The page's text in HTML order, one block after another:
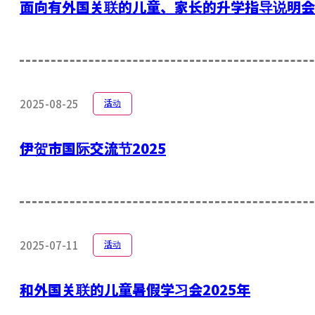
面向有外国关联的儿童、家长的升学指导说明
2025-08-25 活动
伊贺市国际交流节2025
2025-07-11 活动
和外国关联的儿童暑假学习会2025年